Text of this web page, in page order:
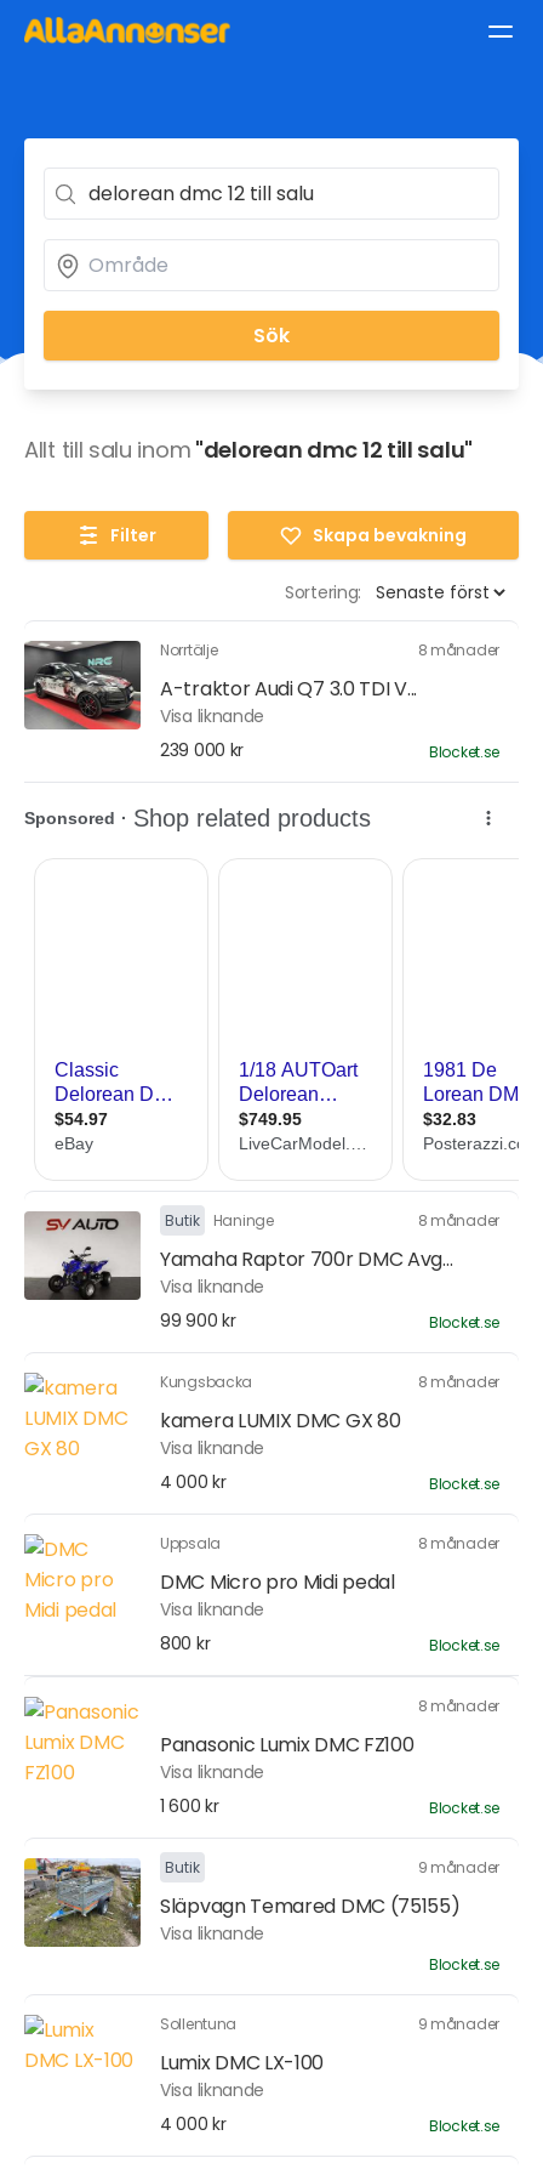
Sök
Allt till salu inom "delorean dmc 12 till salu"
Filter Skapa bevakning
Sortering:
Norrtälje 8 månader
A-traktor Audi Q7 3.0 TDI V...
Visa liknande
239 000 kr
Blocket.se
Butik Haninge 8 månader
Yamaha Raptor 700r DMC Avg...
Visa liknande
99 900 kr
Blocket.se
Kungsbacka 8 månader
kamera LUMIX DMC GX 80
Visa liknande
4 000 kr
Blocket.se
Uppsala 8 månader
DMC Micro pro Midi pedal
Visa liknande
800 kr
Blocket.se
8 månader
Panasonic Lumix DMC FZ100
Visa liknande
1 600 kr
Blocket.se
Butik 9 månader
Släpvagn Temared DMC (75155)
Visa liknande
Blocket.se
Sollentuna 9 månader
Lumix DMC LX-100
Visa liknande
4 000 kr
Blocket.se